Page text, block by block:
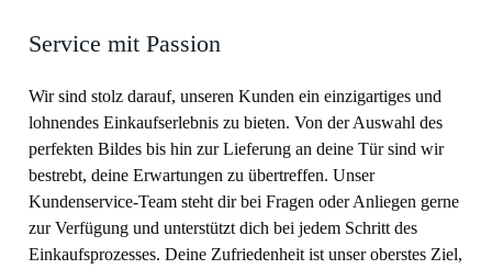
Service mit Passion
Wir sind stolz darauf, unseren Kunden ein einzigartiges und
lohnendes Einkaufserlebnis zu bieten. Von der Auswahl des
perfekten Bildes bis hin zur Lieferung an deine Tür sind wir
bestrebt, deine Erwartungen zu übertreffen. Unser
Kundenservice-Team steht dir bei Fragen oder Anliegen gerne
zur Verfügung und unterstützt dich bei jedem Schritt des
Einkaufsprozesses. Deine Zufriedenheit ist unser oberstes Ziel,